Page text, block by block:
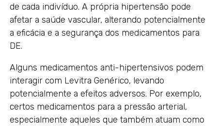
de cada indivíduo. A própria hipertensão pode
afetar a saúde vascular, alterando potencialmente
a eficácia e a segurança dos medicamentos para
DE.
Alguns medicamentos anti-hipertensivos podem
interagir com Levitra Genérico, levando
potencialmente a efeitos adversos. Por exemplo,
certos medicamentos para a pressão arterial,
especialmente aqueles que também atuam como